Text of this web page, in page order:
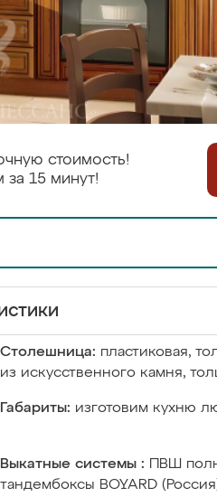
стоимость!
за 15 минут!
Столешница: пластиковая,
из искусственного камня,
Габариты: изготовим кухню
Выкатные системы :
ПВШ
тандембоксы BOYARD